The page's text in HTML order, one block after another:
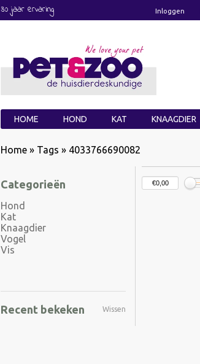
30 jaar ervaring Inloggen
HOME HOND KAT KNAAGDIER
Home » Tags » 4033766690082
Categorieën
Hond
Kat
Knaagdier
Vogel
Vis
Recent bekeken Wissen